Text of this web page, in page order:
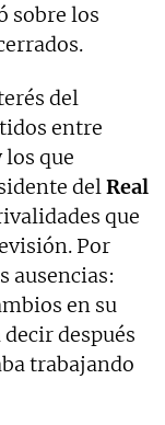
sobre los
del
entre
los que
delReal
que
Por
ausencias:
en su
después
trabajando